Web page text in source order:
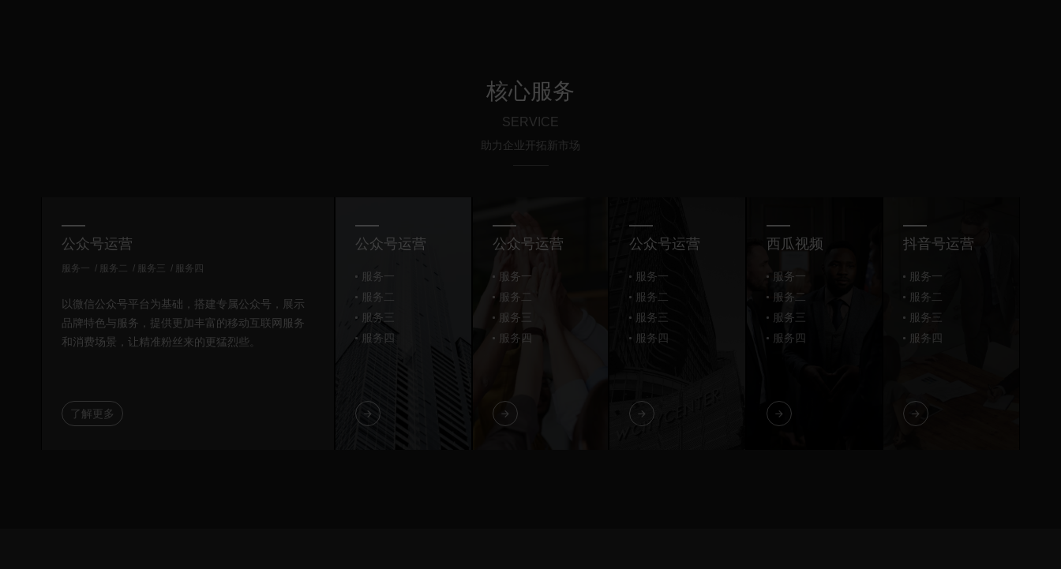
核心服务
SERVICE
助力企业开拓新市场
公众号运营
服务一 服务二 服务三 服务四
以微信公众号平台为基础，搭建专属公众号，展示
品牌特色与服务，提供更加丰富的移动互联网服务
和消费场景，让精准粉丝来的更猛烈些。
公众号运营
服务一
服务二
服务三
服务四
公众号运营
服务一
服务二
服务三
服务四
公众号运营
服务一
服务二
服务三
服务四
西瓜视频
服务一
服务二
服务三
服务四
抖音号运营
服务一
服务二
服务三
服务四